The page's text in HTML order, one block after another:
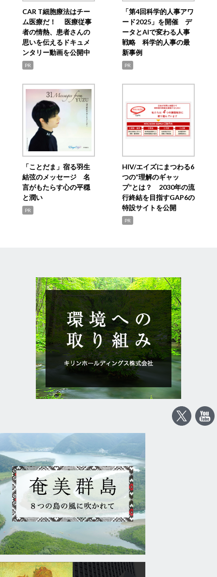
CAR T細胞療法はチー
ム医療だ！ 医療従事
者の情熱、患者さんの
思いを伝えるドキュメ
ンタリー動画を公開中
PR
「第4回科学的人事アワ
ード2025」を開催 デ
ータとAIで変わる人事
戦略 科学的人事の最
新事例
PR
「ことだま」宿る羽生
結弦のメッセージ 名
言がもたらす心の平穏
と潤い
PR
HIV/エイズにまつわる6
つの“理解のギャッ
プ”とは？ 2030年の流
行終結を目指すGAP6の
特設サイトを公開
PR